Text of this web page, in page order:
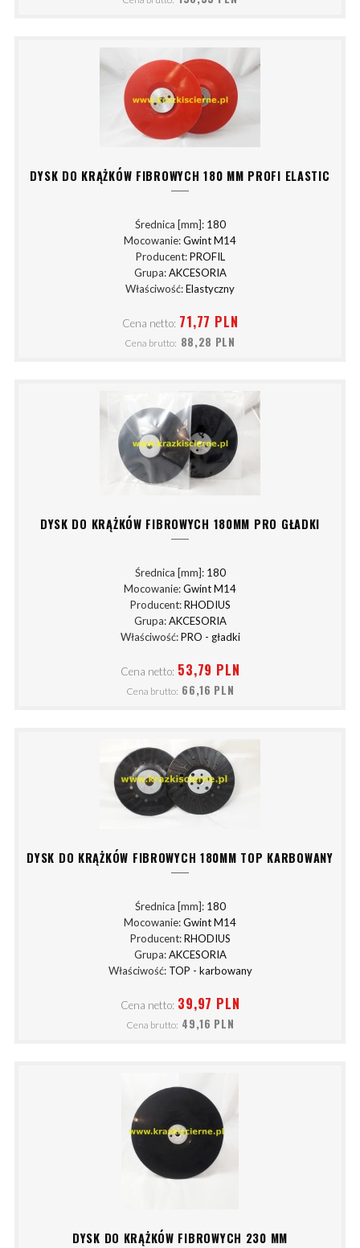
DYSK DO KRĄŻKÓW FIBROWYCH 180 MM PROFI ELASTIC
Średnica [mm]: 180
Mocowanie:Gwint M14
Producent:PROFIL
Grupa:AKCESORIA
Właściwość:Elastyczny
Cena netto: 71,77 PLN
Cena brutto: 88,28 PLN
DYSK DO KRĄŻKÓW FIBROWYCH 180MM PRO GŁADKI
Średnica [mm]: 180
Mocowanie:Gwint M14
Producent:RHODIUS
Grupa:AKCESORIA
Właściwość:PRO - gładki
Cena netto: 53,79 PLN
Cena brutto: 66,16 PLN
DYSK DO KRĄŻKÓW FIBROWYCH 180MM TOP KARBOWANY
Średnica [mm]: 180
Mocowanie:Gwint M14
Producent:RHODIUS
Grupa:AKCESORIA
Właściwość: TOP - karbowany
Cena netto: 39,97 PLN
Cena brutto: 49,16 PLN
DYSK DO KRĄŻKÓW FIBROWYCH 230 MM